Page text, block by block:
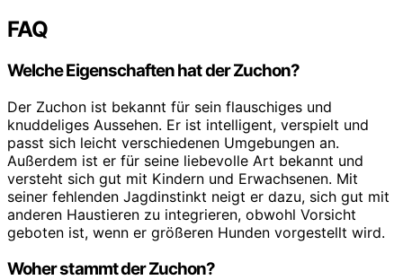
FAQ
Welche Eigenschaften hat der Zuchon?
Der Zuchon ist bekannt für sein flauschiges und
knuddeliges Aussehen. Er ist intelligent, verspielt und
passt sich leicht verschiedenen Umgebungen an.
Außerdem ist er für seine liebevolle Art bekannt und
versteht sich gut mit Kindern und Erwachsenen. Mit
seiner fehlenden Jagdinstinkt neigt er dazu, sich gut mit
anderen Haustieren zu integrieren, obwohl Vorsicht
geboten ist, wenn er größeren Hunden vorgestellt wird.
Woher stammt der Zuchon?